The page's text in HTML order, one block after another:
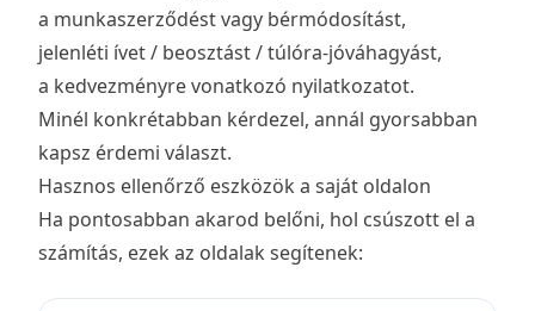
a munkaszerződést vagy bérmódosítást,
jelenléti ívet / beosztást / túlóra-jóváhagyást,
a kedvezményre vonatkozó nyilatkozatot.
Minél konkrétabban kérdezel, annál gyorsabban
kapsz érdemi választ.
Hasznos ellenőrző eszközök a saját oldalon
Ha pontosabban akarod belőni, hol csúszott el a
számítás, ezek az oldalak segítenek: